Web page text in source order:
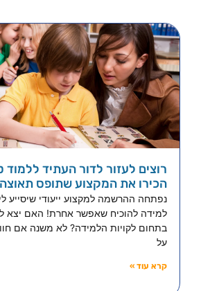
רוצים לעזור לדור העתיד ללמוד
הכירו את המקצוע שתופס תאוצה
נפתחה ההרשמה למקצוע ייעודי שיסייע
למידה להוכיח שאפשר אחרת! האם יצא
בתחום לקויות הלמידה? לא משנה אם
על
קרא עוד »